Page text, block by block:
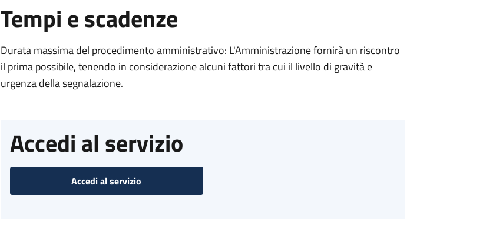
Tempi e scadenze
Durata massima del procedimento amministrativo: L'Amministrazione fornirà un riscontro
il prima possibile, tenendo in considerazione alcuni fattori tra cui il livello di gravità e
urgenza della segnalazione.
Accedi al servizio
Accedi al servizio